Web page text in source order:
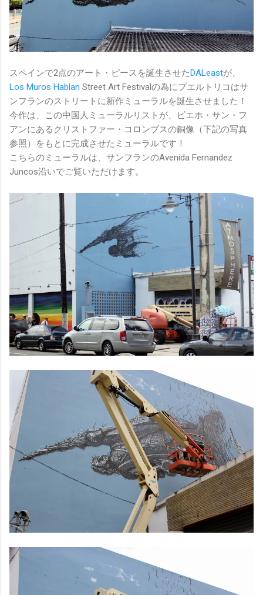
スペインで2点のアート・ピースを誕生させた DALeastが、
Los Muros Hablan Street Art Festivalの為にプエルトリコはサ
ンフランのストリートに新作ミューラルを誕生させました！
今作は、この中国人ミューラルリストが、ビエホ・サン・フ
アンにあるクリストファー・コロンブスの銅像（下記の写真
参照）をもとに完成させたミューラルです！
こちらのミューラルは、サンフランのAvenida Fernandez
Juncos沿いでご覧いただけます。